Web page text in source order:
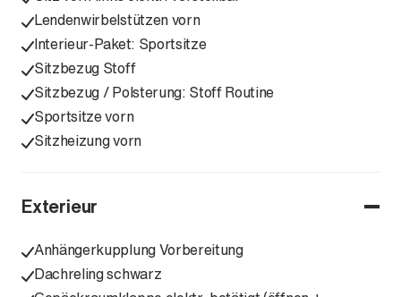
Lendenwirbelstützen vorn
Interieur-Paket: Sportsitze
Sitzbezug Stoff
Sitzbezug / Polsterung: Stoff Routine
Sportsitze vorn
Sitzheizung vorn
Exterieur
Anhängerkupplung Vorbereitung
Dachreling schwarz